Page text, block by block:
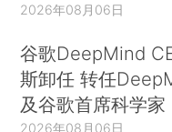
2026年08月06日
谷歌DeepMind
斯卸任 转任
及谷歌首席科学家
2026年08月06日